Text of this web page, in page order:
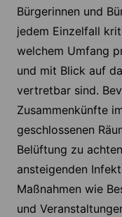
Bürgerinnen und
jedem Einzelfall
welchem Umfang
und mit Blick auf
vertretbar sind.
Zusammenkünfte
geschlossenen
Belüftung zu
ansteigenden
Maßnahmen wie
und